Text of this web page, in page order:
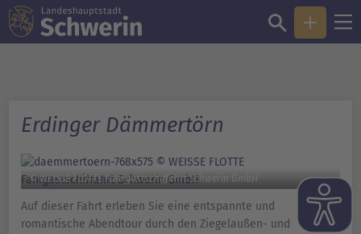
Erdinger Dämmertörn
© WEISSE FLOTTE Fahrgastschiffahrt Schwerin GmbH
Auf dieser Fahrt erleben Sie eine entspannte und
romantische Abendtour durch den Ziegelaußen- und